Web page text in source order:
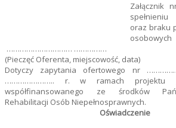
Załącznik
oraz braku
osobowych
………………………… ……………
(Pieczęć Oferenta, miejscowość, data)
Dotyczy zapytania ofertowego nr
………………….. r. w ramach projektu
współfinansowanego ze środków
Rehabilitacji Osób Niepełnosprawnych.
Oświadczenie